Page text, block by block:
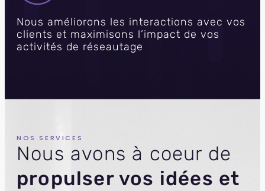
Nous améliorons les interactions avec vos
clients et maximisons l’impact de vos
activités de réseautage
NOS SERVICES
Nous avons à coeur de
propulser vos idées et